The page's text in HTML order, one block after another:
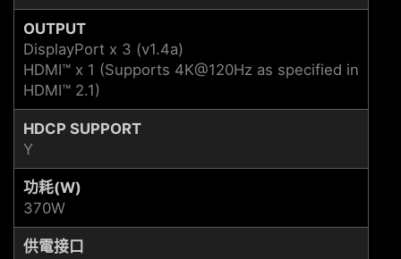
OUTPUT
DisplayPort x 3 (v1.4a)
HDMI™ x 1 (Supports 4K@120Hz as specified in
HDMI™ 2.1)
HDCP SUPPORT
Y
功耗(W)
370W
供電接口